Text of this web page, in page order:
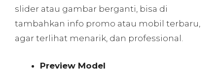
slider atau gambar berganti, bisa di
tambahkan info promo atau mobil terbaru,
agar terlihat menarik, dan professional.
Preview Model